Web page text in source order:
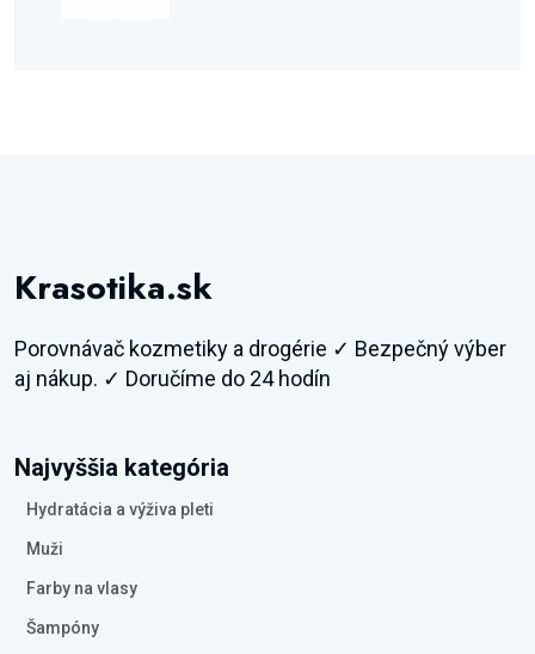
Krasotika.sk
Porovnávač kozmetiky a drogérie ✓ Bezpečný výber
aj nákup. ✓ Doručíme do 24 hodín
Najvyššia kategória
Hydratácia a výživa pleti
Muži
Farby na vlasy
Šampóny